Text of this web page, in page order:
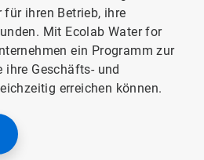
für ihren Betrieb, ihre
Mit Ecolab Water for
ein Programm zur
Geschäfts- und
erreichen können.